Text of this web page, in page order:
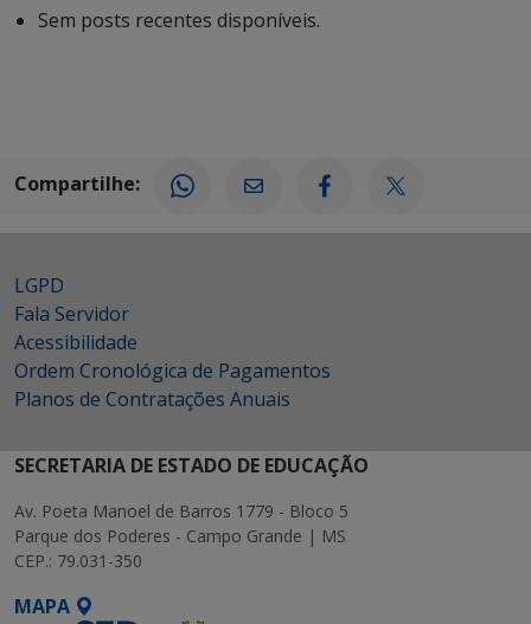
Sem posts recentes disponíveis.
Compartilhe:
LGPD
Fala Servidor
Acessibilidade
Ordem Cronológica de Pagamentos
Planos de Contratações Anuais
SECRETARIA DE ESTADO DE EDUCAÇÃO
Av. Poeta Manoel de Barros 1779 - Bloco 5
Parque dos Poderes - Campo Grande | MS
CEP.: 79.031-350
MAPA